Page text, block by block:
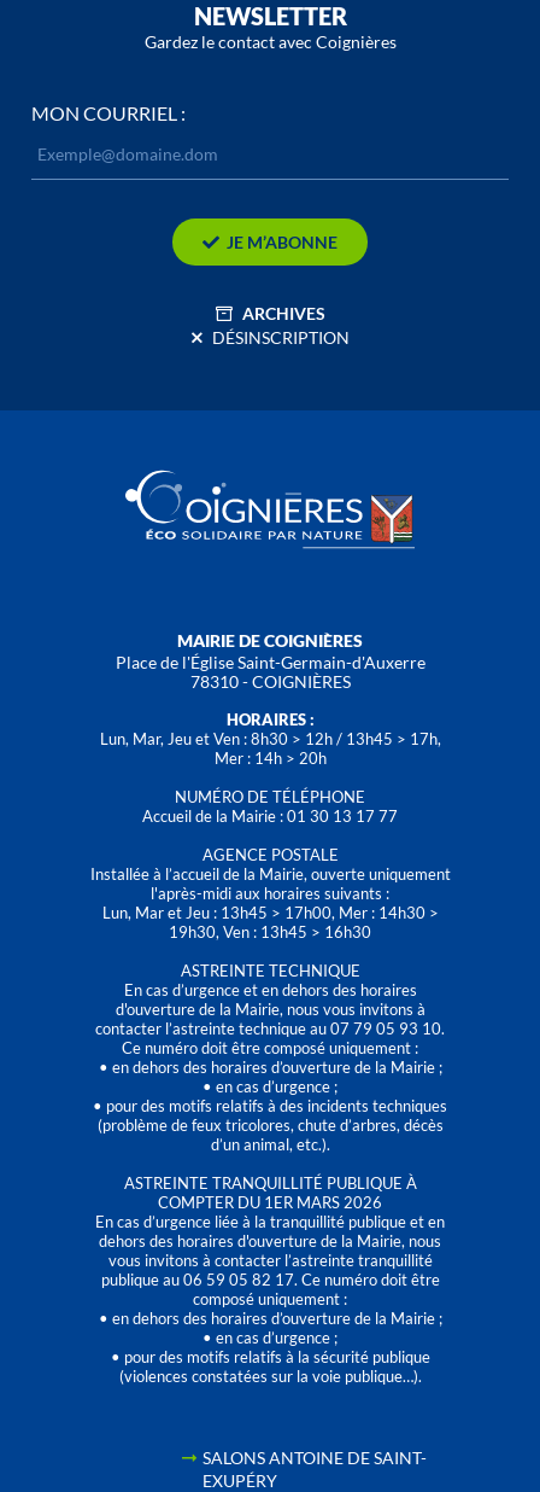
NEWSLETTER
Gardez le contact avec Coignières
MON COURRIEL :
JE M’ABONNE
ARCHIVES
DÉSINSCRIPTION
MAIRIE DE COIGNIÈRES
Place de l'Église Saint-Germain-d'Auxerre
78310 - COIGNIÈRES
HORAIRES :
Lun, Mar, Jeu et Ven : 8h30 > 12h / 13h45 > 17h,
Mer : 14h > 20h
NUMÉRO DE TÉLÉPHONE
Accueil de la Mairie : 01 30 13 17 77
AGENCE POSTALE
Installée à l’accueil de la Mairie, ouverte uniquement
l'après-midi aux horaires suivants :
Lun, Mar et Jeu : 13h45 > 17h00, Mer : 14h30 >
19h30, Ven : 13h45 > 16h30
ASTREINTE TECHNIQUE
En cas d’urgence et en dehors des horaires
d'ouverture de la Mairie, nous vous invitons à
contacter l’astreinte technique au 07 79 05 93 10.
Ce numéro doit être composé uniquement :
• en dehors des horaires d’ouverture de la Mairie ;
• en cas d’urgence ;
• pour des motifs relatifs à des incidents techniques
(problème de feux tricolores, chute d’arbres, décès
d’un animal, etc.).
ASTREINTE TRANQUILLITÉ PUBLIQUE À
COMPTER DU 1ER MARS 2026
En cas d’urgence liée à la tranquillité publique et en
dehors des horaires d'ouverture de la Mairie, nous
vous invitons à contacter l’astreinte tranquillité
publique au 06 59 05 82 17. Ce numéro doit être
composé uniquement :
• en dehors des horaires d’ouverture de la Mairie ;
• en cas d’urgence ;
• pour des motifs relatifs à la sécurité publique
(violences constatées sur la voie publique…).
SALONS ANTOINE DE SAINT-
EXUPÉRY